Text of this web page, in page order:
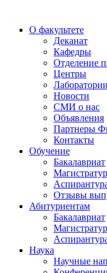
О факультете
Деканат
Кафедры
Отделение
Центры
Лаборатории
Новости
СМИ о нас
Объявления
Партнеры
Контакты
Обучение
Бакалавриат
Отзывы
Абитуриентам
Бакалавриат
Наука
Научные